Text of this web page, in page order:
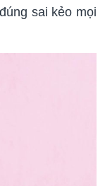
sai kẻo mọi